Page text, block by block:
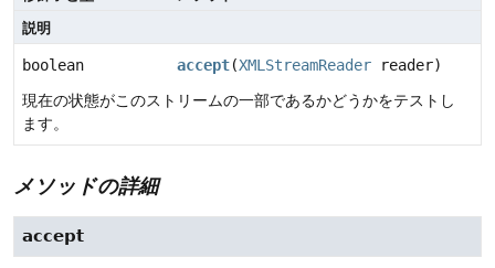
説明
boolean accept(XMLStreamReaderreader)
現在の状態がこのストリームの一部であるかどうかをテストし
ます。
メソッドの詳細
accept